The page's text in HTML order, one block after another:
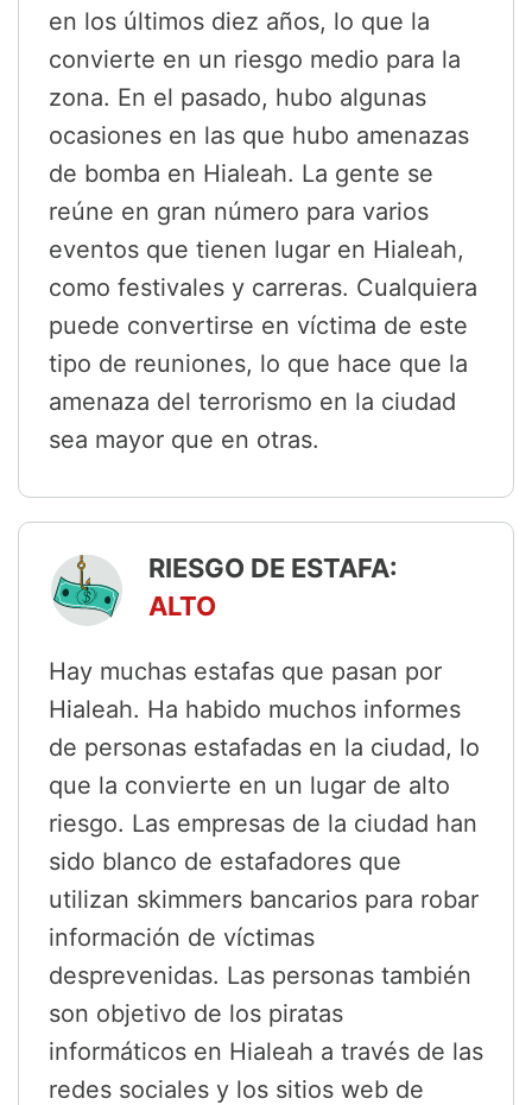
en los últimos diez años, lo que la
convierte en un riesgo medio para la
zona. En el pasado, hubo algunas
ocasiones en las que hubo amenazas
de bomba en Hialeah. La gente se
reúne en gran número para varios
eventos que tienen lugar en Hialeah,
como festivales y carreras. Cualquiera
puede convertirse en víctima de este
tipo de reuniones, lo que hace que la
amenaza del terrorismo en la ciudad
sea mayor que en otras.
RIESGO DE ESTAFA:
ALTO
Hay muchas estafas que pasan por
Hialeah. Ha habido muchos informes
de personas estafadas en la ciudad, lo
que la convierte en un lugar de alto
riesgo. Las empresas de la ciudad han
sido blanco de estafadores que
utilizan skimmers bancarios para robar
información de víctimas
desprevenidas. Las personas también
son objetivo de los piratas
informáticos en Hialeah a través de las
redes sociales y los sitios web de